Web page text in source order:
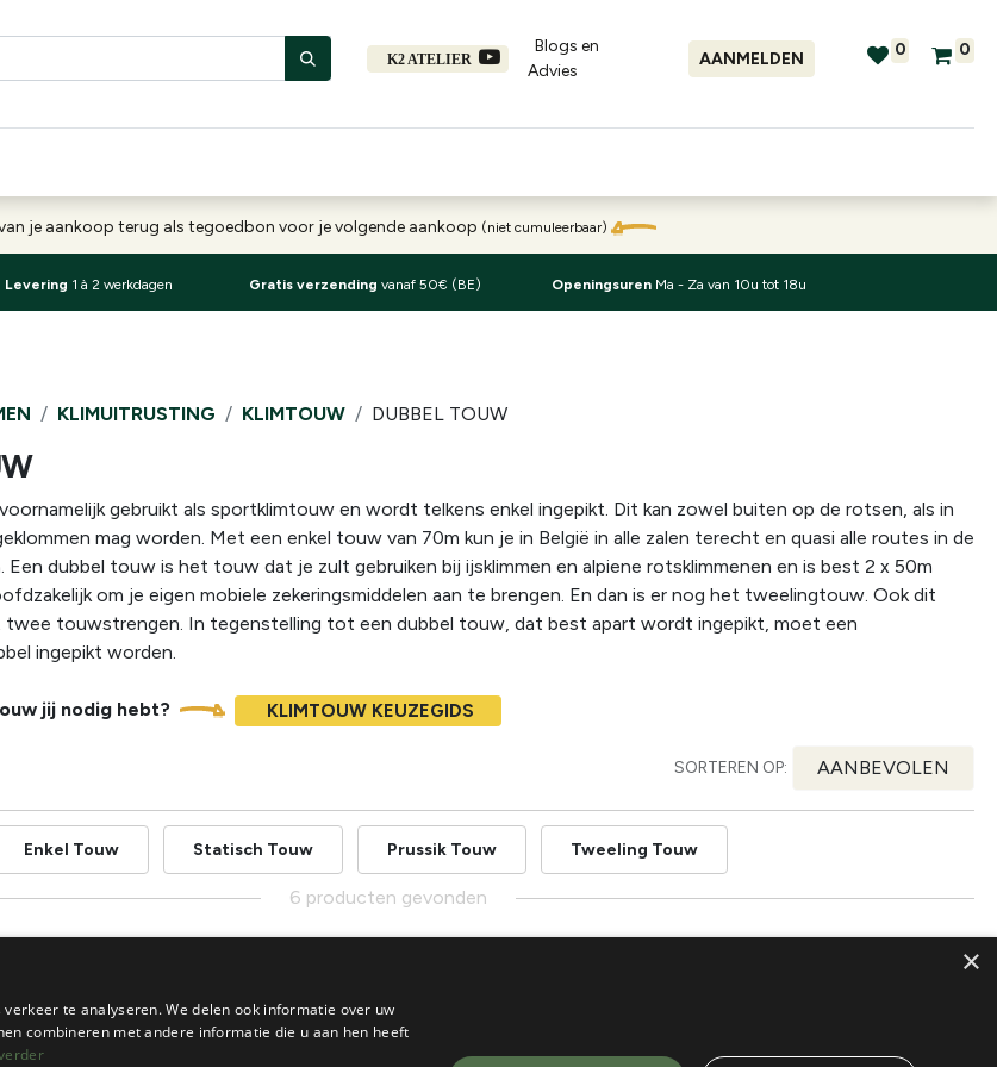
K2 ATELIER
Blogs en
Advies​
AANMELDEN 0 0
je aankoop terug als tegoedbon voor je volgende aankoop (niet cumuleerbaar)
Levering 1 à 2 werkdagen Gratis verzending vanaf 50€ (BE) Openingsuren Ma - Za van 10u tot 18u
KLIMUITRUSTING KLIMTOUW DUBBEL TOUW
gebruikt als sportklimtouw en wordt telkens enkel ingepikt. Dit kan zowel buiten op de rotsen, als in
mag worden. Met een enkel touw van 70m kun je in België in alle zalen terecht en quasi alle routes in de
Een dubbel touw is het touw dat je zult gebruiken bij ijsklimmen en alpiene rotsklimmenen en is best 2 x 50m
om je eigen mobiele zekeringsmiddelen aan te brengen. En dan is er nog het tweelingtouw. Ook dit
touwstrengen. In tegenstelling tot een dubbel touw, dat best apart wordt ingepikt, moet een
ingepikt worden.
jij nodig hebt? KLIMTOUW KEUZEGIDS
SORTEREN OP: AANBEVOLEN
Enkel Touw Statisch Touw Prussik Touw Tweeling Touw
6 producten gevonden
×
te analyseren. We delen ook informatie over uw
combineren met andere informatie die u aan hen heeft